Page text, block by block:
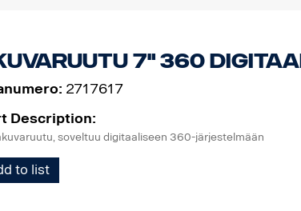
7" 360
2717617
Description:
soveltuu digitaaliseen 360-järjestelmään
to list